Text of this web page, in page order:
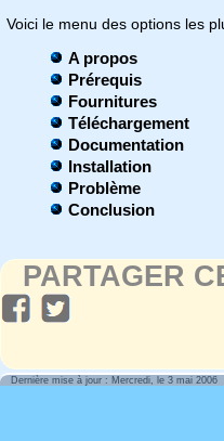
Voici le menu des options les
A propos
Prérequis
Fournitures
Téléchargement
Documentation
Installation
Problème
Conclusion
PARTAGER
Dernière mise à jour : Mercredi, le 3 mai 2006